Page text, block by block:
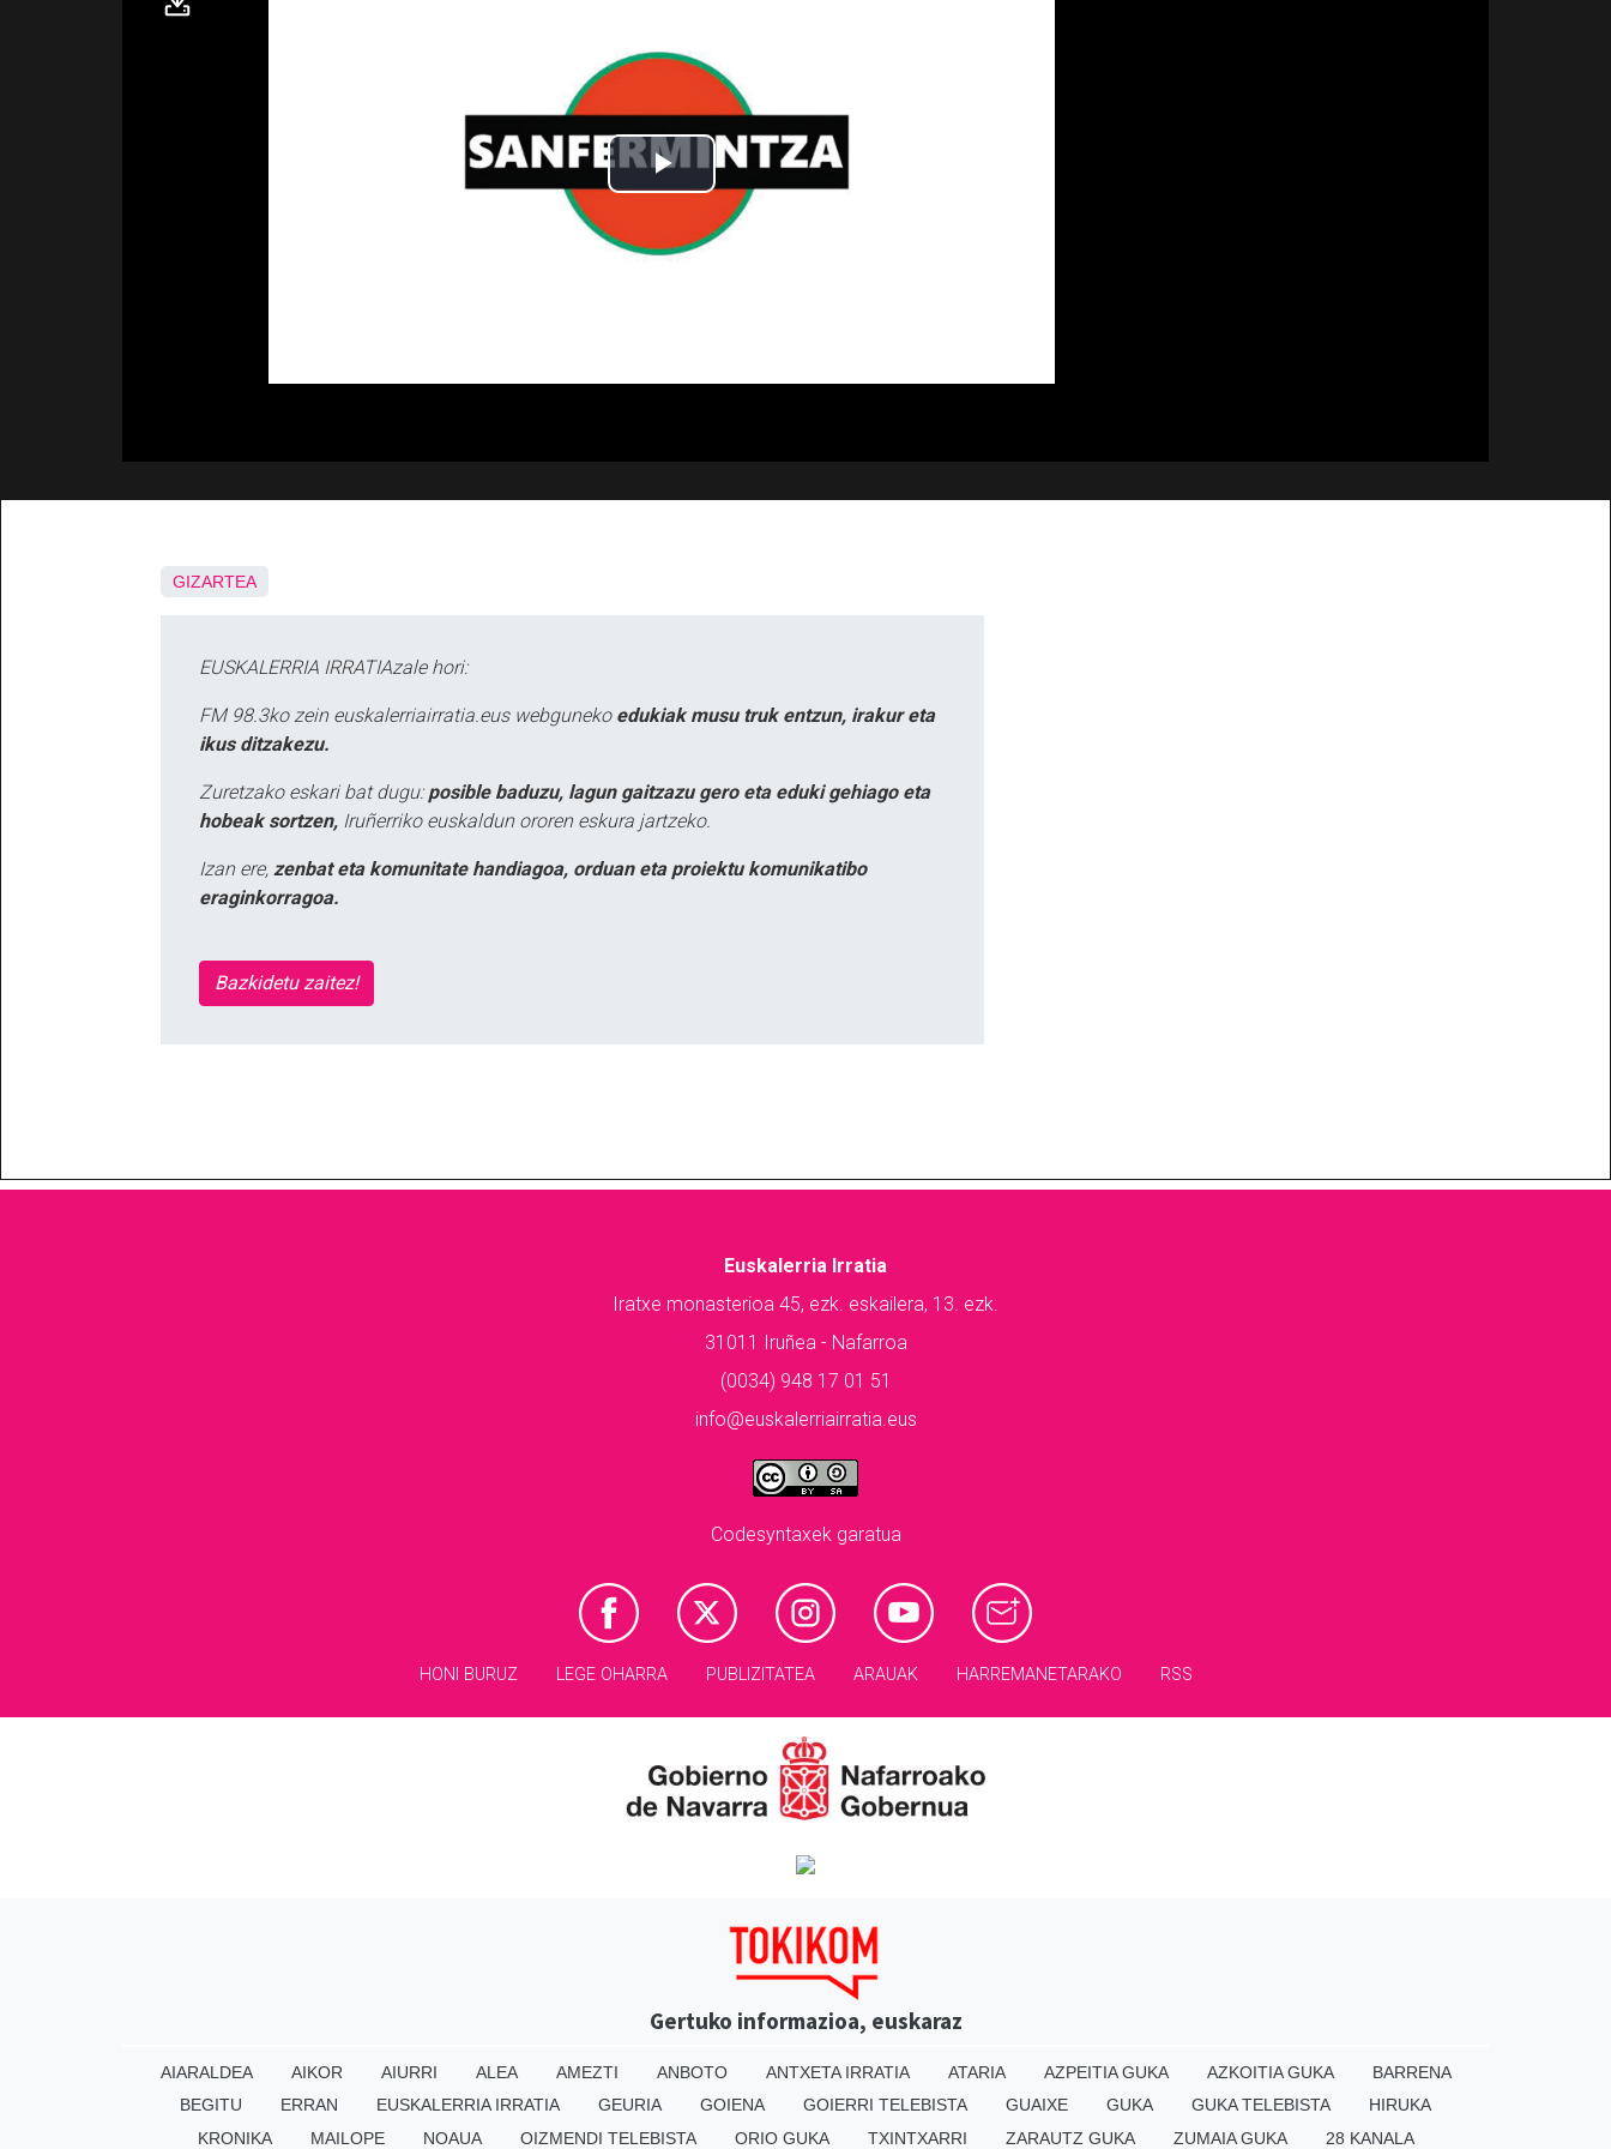
GIZARTEA
EUSKALERRIA IRRATIAzale hori:
FM 98.3ko zein euskalerriairratia.eus webguneko edukiak musu truk entzun, irakur eta
ikus ditzakezu.
Zuretzako eskari bat dugu: posible baduzu, lagun gaitzazu gero eta eduki gehiago eta
hobeak sortzen, Iruñerriko euskaldun ororen eskura jartzeko.
Izan ere, zenbat eta komunitate handiagoa, orduan eta proiektu komunikatibo
eraginkorragoa.
Bazkidetu zaitez!
Euskalerria Irratia
Iratxe monasterioa 45, ezk. eskailera, 13. ezk.
31011 Iruñea - Nafarroa
(0034) 948 17 01 51
info@euskalerriairratia.eus
Codesyntaxek garatua
HONI BURUZ LEGE OHARRA PUBLIZITATEA ARAUAK HARREMANETARAKO RSS
Gertuko informazioa, euskaraz
AIARALDEA AIKOR AIURRI ALEA AMEZTI ANBOTO ANTXETA IRRATIA ATARIA AZPEITIA GUKA AZKOITIA GUKA
BARRENA
BEGITU
ERRAN EUSKALERRIA IRRATIA GEURIA GOIENA GOIERRI TELEBISTA GUAIXE GUKA GUKA TELEBISTA
HIRUKA
KRONIKA
MAILOPE NOAUA OIZMENDI TELEBISTA ORIO GUKA TXINTXARRI ZARAUTZ GUKA ZUMAIA GUKA 28 KANALA